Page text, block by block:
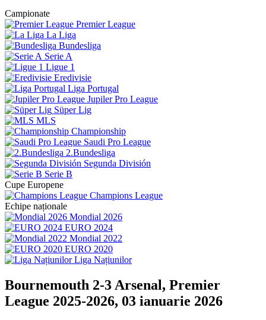
Campionate
Premier League
La Liga
Bundesliga
Serie A
Ligue 1
Eredivisie
Liga Portugal
Jupiler Pro League
Süper Lig
MLS
Championship
Saudi Pro League
2.Bundesliga
Segunda División
Serie B
Cupe Europene
Champions League
Echipe naționale
Mondial 2026
EURO 2024
Mondial 2022
EURO 2020
Liga Națiunilor
Bournemouth 2-3 Arsenal, Premier
League 2025-2026, 03 ianuarie 2026